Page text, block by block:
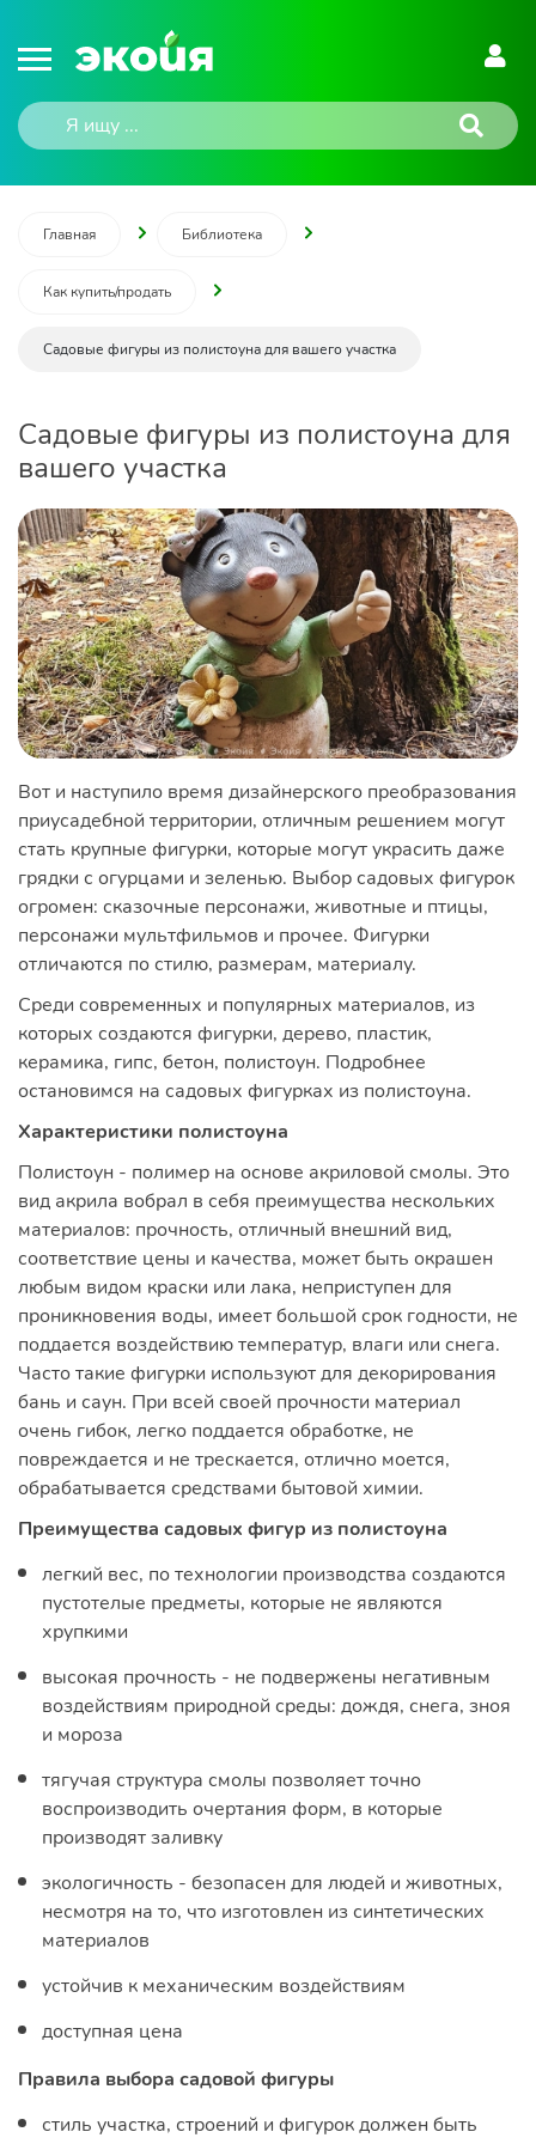
Главная Библиотека
Как купить/продать
Садовые фигуры из полистоуна для вашего участка
Садовые фигуры из полистоуна для
вашего участка
Вот и наступило время дизайнерского преобразования
приусадебной территории, отличным решением могут
стать крупные фигурки, которые могут украсить даже
грядки с огурцами и зеленью. Выбор садовых фигурок
огромен: сказочные персонажи, животные и птицы,
персонажи мультфильмов и прочее. Фигурки
отличаются по стилю, размерам, материалу.
Среди современных и популярных материалов, из
которых создаются фигурки, дерево, пластик,
керамика, гипс, бетон, полистоун. Подробнее
остановимся на садовых фигурках из полистоуна.
Характеристики полистоуна
Полистоун - полимер на основе акриловой смолы. Это
вид акрила вобрал в себя преимущества нескольких
материалов: прочность, отличный внешний вид,
соответствие цены и качества, может быть окрашен
любым видом краски или лака, неприступен для
проникновения воды, имеет большой срок годности, не
поддается воздействию температур, влаги или снега.
Часто такие фигурки используют для декорирования
бань и саун. При всей своей прочности материал
очень гибок, легко поддается обработке, не
повреждается и не трескается, отлично моется,
обрабатывается средствами бытовой химии.
Преимущества садовых фигур из полистоуна
легкий вес, по технологии производства создаются
пустотелые предметы, которые не являются
хрупкими
высокая прочность - не подвержены негативным
воздействиям природной среды: дождя, снега, зноя
и мороза
тягучая структура смолы позволяет точно
воспроизводить очертания форм, в которые
производят заливку
экологичность - безопасен для людей и животных,
несмотря на то, что изготовлен из синтетических
материалов
устойчив к механическим воздействиям
доступная цена
Правила выбора садовой фигуры
стиль участка, строений и фигурок должен быть